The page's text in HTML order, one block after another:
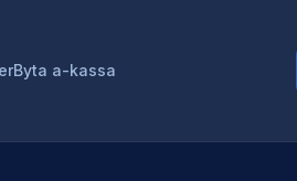
Byta a-kassa